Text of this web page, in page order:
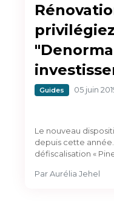
Guides 05 juin
Le nouveau
depuis cette
défiscalisation «
Par Aurélia Jehel